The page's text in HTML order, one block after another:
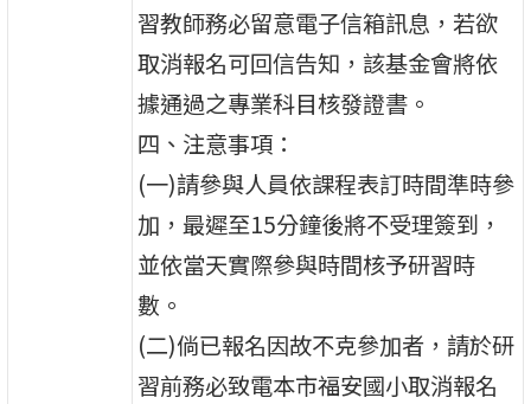
習教師務必留意電子信箱訊息，若欲
取消報名可回信告知，該基金會將依
據通過之專業科目核發證書。
四、注意事項：
(一)請參與人員依課程表訂時間準時參
加，最遲至15分鐘後將不受理簽到，
並依當天實際參與時間核予研習時
數。
(二)倘已報名因故不克參加者，請於研
習前務必致電本市福安國小取消報名